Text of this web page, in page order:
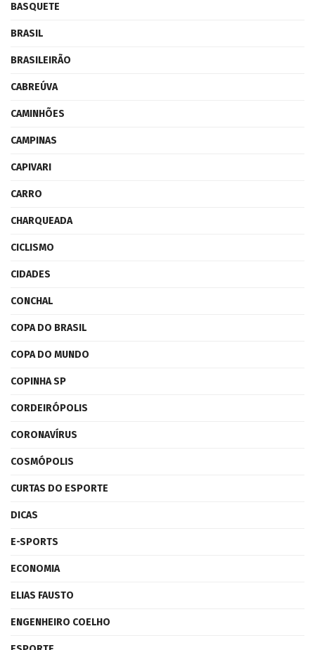
BASQUETE
BRASIL
BRASILEIRÃO
CABREÚVA
CAMINHÕES
CAMPINAS
CAPIVARI
CARRO
CHARQUEADA
CICLISMO
CIDADES
CONCHAL
COPA DO BRASIL
COPA DO MUNDO
COPINHA SP
CORDEIRÓPOLIS
CORONAVÍRUS
COSMÓPOLIS
CURTAS DO ESPORTE
DICAS
E-SPORTS
ECONOMIA
ELIAS FAUSTO
ENGENHEIRO COELHO